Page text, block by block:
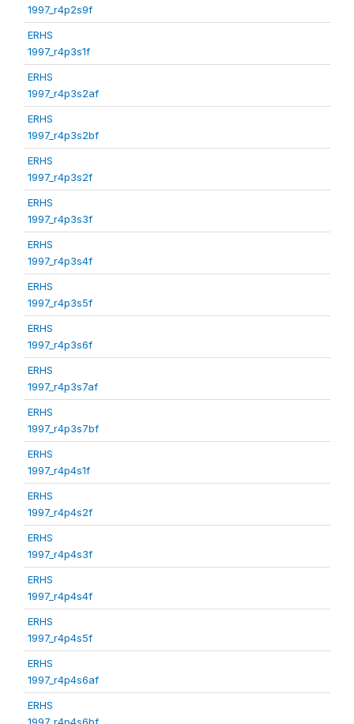
1997_r4p2s9f
ERHS
1997_r4p3s1f
ERHS
1997_r4p3s2af
ERHS
1997_r4p3s2bf
ERHS
1997_r4p3s2f
ERHS
1997_r4p3s3f
ERHS
1997_r4p3s4f
ERHS
1997_r4p3s5f
ERHS
1997_r4p3s6f
ERHS
1997_r4p3s7af
ERHS
1997_r4p3s7bf
ERHS
1997_r4p4s1f
ERHS
1997_r4p4s2f
ERHS
1997_r4p4s3f
ERHS
1997_r4p4s4f
ERHS
1997_r4p4s5f
ERHS
1997_r4p4s6af
ERHS
1997_r4p4s6bf